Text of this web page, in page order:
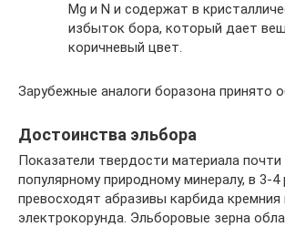
Mg и N и содержат в
избыток бора, который дает
коричневый цвет.
Зарубежные аналоги боразона принято
Достоинства эльбора
Показатели твердости материала
популярному природному минералу, в 3-4
превосходят абразивы карбида кремния
электрокорунда. Эльборовые зерна